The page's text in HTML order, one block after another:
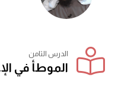
الدرس الثامن
الموطأ في